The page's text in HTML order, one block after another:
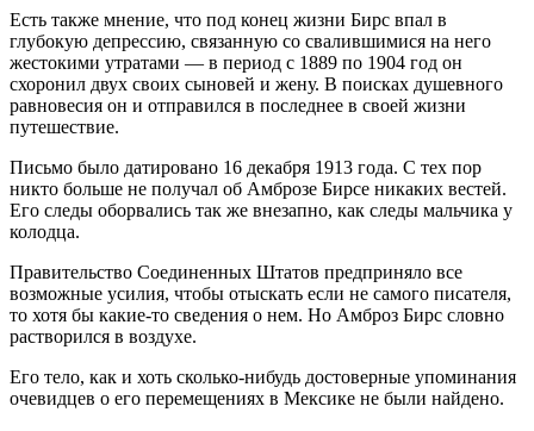
Есть также мнение, что под конец жизни Бирс впал в
глубокую депрессию, связанную со свалившимися на него
жестокими утратами — в период с 1889 по 1904 год он
схоронил двух своих сыновей и жену. В поисках душевного
равновесия он и отправился в последнее в своей жизни
путешествие.
Письмо было датировано 16 декабря 1913 года. С тех пор
никто больше не получал об Амброзе Бирсе никаких вестей.
Его следы оборвались так же внезапно, как следы мальчика у
колодца.
Правительство Соединенных Штатов предприняло все
возможные усилия, чтобы отыскать если не самого писателя,
то хотя бы какие-то сведения о нем. Но Амброз Бирс словно
растворился в воздухе.
Его тело, как и хоть сколько-нибудь достоверные упоминания
очевидцев о его перемещениях в Мексике не были найдено.